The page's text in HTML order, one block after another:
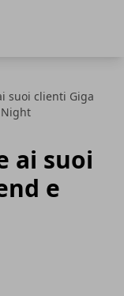
suoi clienti Giga
Night
ai suoi
e